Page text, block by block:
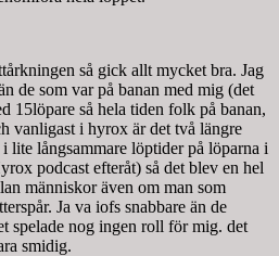
så gick allt mycket bra. Jag
de som var på banan med mig (det
15löpare så hela tiden folk på banan,
vanligast i hyrox är det två längre
lite långsammare löptider på löparna i
podcast efteråt) så det blev en hel
människor även om man som
Ja va iofs snabbare än de
spelade nog ingen roll för mig. det
smidig.